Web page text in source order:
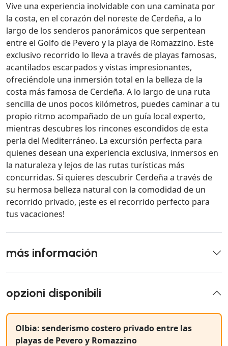
Vive una experiencia inolvidable con una caminata por
la costa, en el corazón del noreste de Cerdeña, a lo
largo de los senderos panorámicos que serpentean
entre el Golfo de Pevero y la playa de Romazzino. Este
exclusivo recorrido lo lleva a través de playas famosas,
acantilados escarpados y vistas impresionantes,
ofreciéndole una inmersión total en la belleza de la
costa más famosa de Cerdeña. A lo largo de una ruta
sencilla de unos pocos kilómetros, puedes caminar a tu
propio ritmo acompañado de un guía local experto,
mientras descubres los rincones escondidos de esta
perla del Mediterráneo. La excursión perfecta para
quienes desean una experiencia exclusiva, inmersos en
la naturaleza y lejos de las rutas turísticas más
concurridas. Si quieres descubrir Cerdeña a través de
su hermosa belleza natural con la comodidad de un
recorrido privado, ¡este es el recorrido perfecto para
tus vacaciones!
más información
opzioni disponibili
Olbia: senderismo costero privado entre las
playas de Pevero y Romazzino